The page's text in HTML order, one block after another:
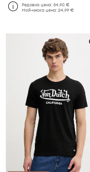
Редовна цена:34,90 €
Най-ниска цена:24,99 €